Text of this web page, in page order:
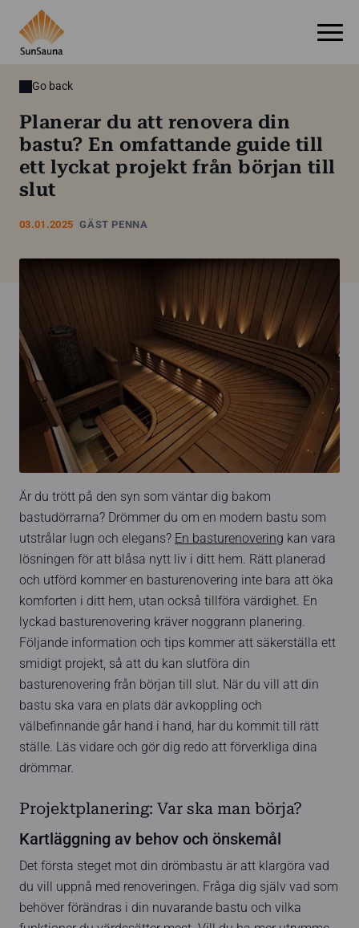
Go back
03.01.2025 GÄST PENNA
Planerar du att renovera din
bastu? En omfattande guide till
ett lyckat projekt från början till
slut
Är du trött på den syn som väntar dig bakom
bastudörrarna? Drömmer du om en modern bastu som
utstrålar lugn och elegans? En basturenovering kan vara
lösningen för att blåsa nytt liv i ditt hem. Rätt planerad
och utförd kommer en basturenovering inte bara att öka
komforten i ditt hem, utan också tillföra värdighet. En
lyckad basturenovering kräver noggrann planering.
Följande information och tips kommer att säkerställa ett
smidigt projekt, så att du kan slutföra din
basturenovering från början till slut. När du vill att din
bastu ska vara en plats där avkoppling och
välbefinnande går hand i hand, har du kommit till rätt
ställe. Läs vidare och gör dig redo att förverkliga dina
drömmar.
Projektplanering: Var ska man börja?
Kartläggning av behov och önskemål
Det första steget mot din drömbastu är att klargöra vad
du vill uppnå med renoveringen. Fråga dig själv vad som
behöver förändras i din nuvarande bastu och vilka